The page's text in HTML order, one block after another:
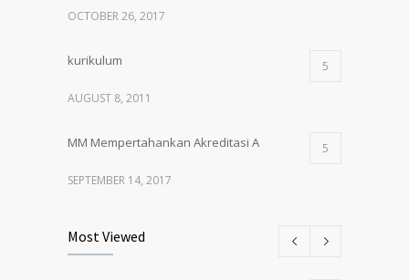
OCTOBER 26, 2017
kurikulum 5
AUGUST 8, 2011
MM Mempertahankan Akreditasi A 5
SEPTEMBER 14, 2017
Manajemen Angkatan 61
Most Viewed